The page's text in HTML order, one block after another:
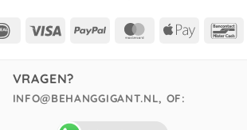
IDeal Visa PayPal MasterCard
Apple
VRAGEN?
INFO@BEHANGGIGANT.NL, OF: